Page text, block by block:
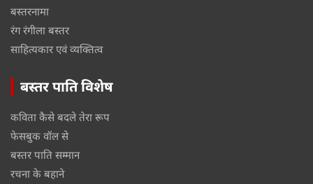
बस्तरनामा
रंग रंगीला बस्तर
साहित्यकार एवं व्यक्तित्व
बस्तर पाति विशेष
कविता कैसे बदले तेरा रूप
फेसबुक वॉल से
बस्तर पाति सम्मान
रचना के बहाने